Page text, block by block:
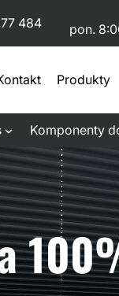
484 pon.
Produkty
Komponenty